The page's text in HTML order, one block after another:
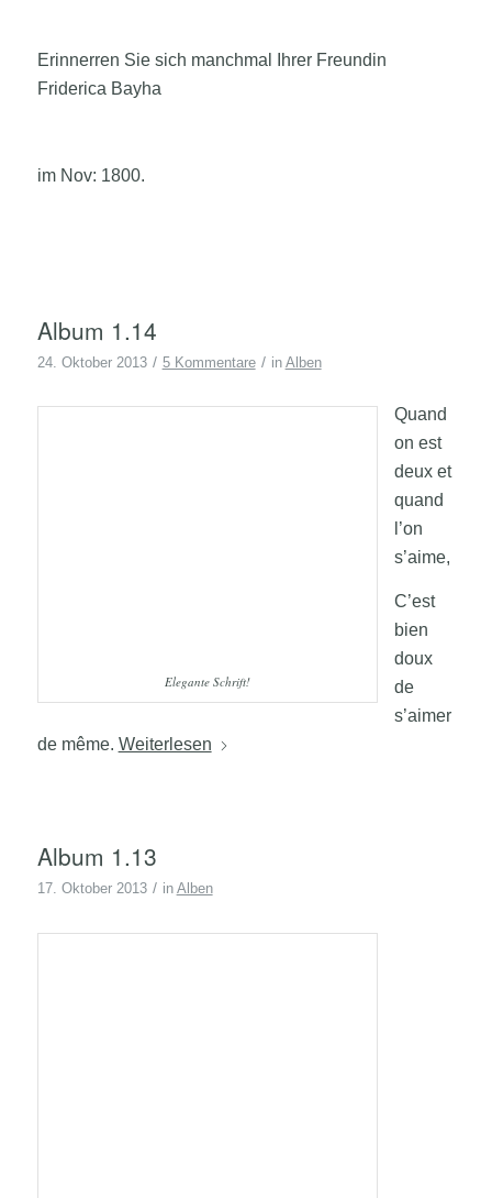
Erinnerren Sie sich manchmal Ihrer Freundin
Friderica Bayha
im Nov: 1800.
Album 1.14
24. Oktober 2013 / 5 Kommentare / in Alben
Elegante Schrift!
Quand
on est
deux et
quand
l’on
s’aime,
C’est
bien
doux
de
s’aimer
de même. Weiterlesen
Album 1.13
17. Oktober 2013 / in Alben